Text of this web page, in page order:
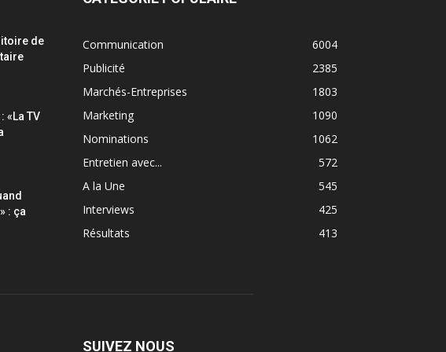
de
«La TV
: ça
Communication
6004
Publicité
2385
Marchés-Entreprises
1803
Marketing
1090
Nominations
1062
Entretien avec...
572
A la Une
545
Interviews
425
Résultats
413
SUIVEZ NOUS